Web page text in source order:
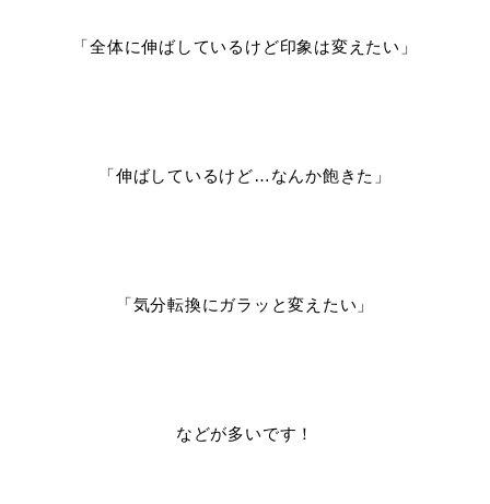
「全体に伸ばしているけど印象は変えたい」
「伸ばしているけど…なんか飽きた」
「気分転換にガラッと変えたい」
などが多いです！